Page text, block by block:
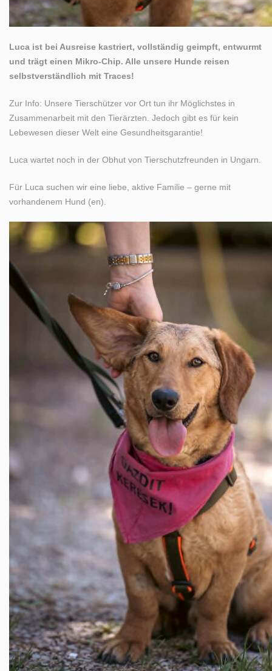
Luca ist bei Ausreise kastriert, vollständig geimpft, entwurmt
und trägt einen Mikro-Chip. Alle unsere Hunde reisen
selbstverständlich mit Traces!
Zur Info: Unsere Tierschützer vor Ort tun ihr Möglichstes in
Zusammenarbeit mit den Tierärzten. Jedoch gibt es für kein
Lebewesen dieser Welt eine Gesundheitsgarantie!
Luca wartet noch in der Obhut von Tierschutzfreunden in Ungarn.
Für Luca suchen wir eine liebe, aktive Familie – gerne mit
vorhandenem Hund (en).